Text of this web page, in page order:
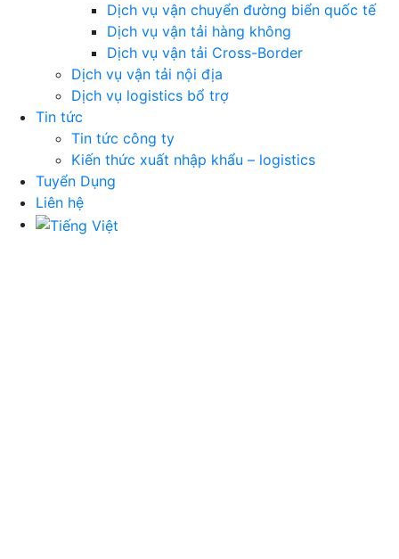
Dịch vụ vận chuyển đường biển quốc tế
Dịch vụ vận tải hàng không
Dịch vụ vận tải Cross-Border
Dịch vụ vận tải nội địa
Dịch vụ logistics bổ trợ
Tin tức
Tin tức công ty
Kiến thức xuất nhập khẩu – logistics
Tuyển Dụng
Liên hệ